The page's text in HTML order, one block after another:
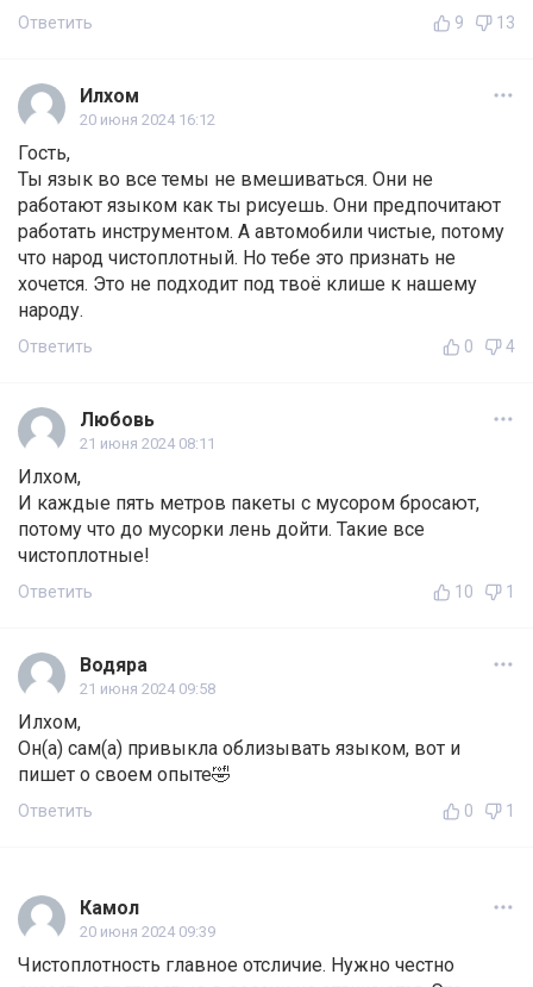
Ответить 9 13
Илхом
20 июня 2024 16:12
Гость,
Ты язык во все темы не вмешиваться. Они не
работают языком как ты рисуешь. Они предпочитают
работать инструментом. А автомобили чистые, потому
что народ чистоплотный. Но тебе это признать не
хочется. Это не подходит под твоё клише к нашему
народу.
Ответить 0 4
Любовь
21 июня 2024 08:11
Илхом,
И каждые пять метров пакеты с мусором бросают,
потому что до мусорки лень дойти. Такие все
чистоплотные!
Ответить 10 1
Водяра
21 июня 2024 09:58
Илхом,
Он(а) сам(а) привыкла облизывать языком, вот и
пишет о своем опыте🤣
Ответить 0 1
Камол
20 июня 2024 09:39
Чистоплотность главное отсличие. Нужно честно